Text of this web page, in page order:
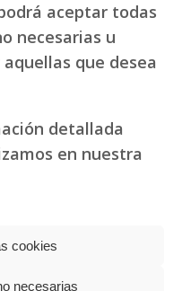
aceptar todas
necesarias u
que desea
detallada
en nuestra
cookies
necesarias